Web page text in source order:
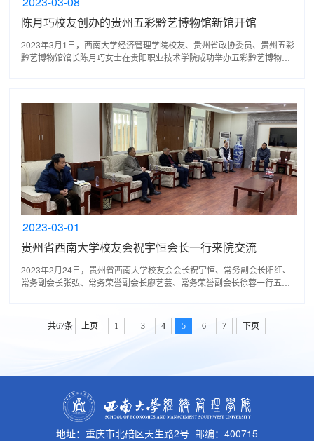
陈月巧校友创办的贵州五彩黔艺博物馆新馆开馆
2023年3月1日，西南大学经济管理学院校友、贵州省政协委员、贵州五彩
黔艺博物馆馆长陈月巧女士在贵阳职业技术学院成功举办五彩黔艺博物馆
2023-03-01
贵州省西南大学校友会祝宇恒会长一行来院交流
2023年2月24日，贵州省西南大学校友会会长祝宇恒、常务副会长阳红、
常务副会长张弘、常务荣誉副会长廖艺芸、常务荣誉副会长徐蓉一行五人
共67条 上页 1 ... 3 4 5 6 7 下页
地址：重庆市北碚区天生路2号 邮编：400715